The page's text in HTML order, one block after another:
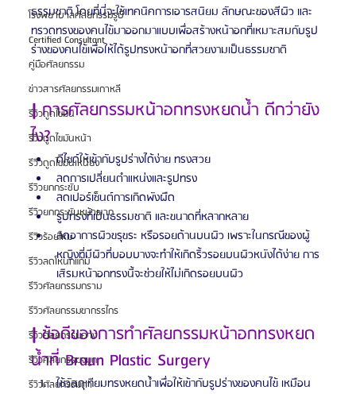
โรงพยาบาลศัลยกรรมรูบี
Certified Consultant
คู่มือศัลยกรรม
ข่าวสารศัลยกรรมเกาหลี
รีวิวดูดไขมัน
รีวิวดูดไขมันหน้า
รีวิวดูดไขมันเหนียง
รีวิวยกกระชับ
รีวิวยกกระชับหน้าผาก
รีวิวร้อยไหม
รีวิวลดโหนกแก้ม
รีวิวศัลยกรรมกราม
รีวิวศัลยกรรมขากรรไกร
รีวิวศัลยกรรมคาง
รีวิวศัลยกรรมจมูก
รีวิวศัลยกรรมตา
ธรรมชาติ โดยที่นี่จะใช้เทคนิคการเอารสนิยม ลักษณะของสีผิว และ
ทรวดทรงของคนไข้มาออกมาแบบเพื่อสร้างหน้าอกที่เหมาะสมกับรูป
ร่างของคนไข้เพื่อให้ได้รูปทรงหน้าอกที่สวยงามเป็นธรรมชาติ
| การศัลยกรรมหน้าอกทรงหยดน้ำ ดีกว่ายัง
ไง?
ดีไซด์ให้เข้ากับรูปร่างได้ง่าย ทรงสวย
ลดการเปลี่ยนตำแหน่งและรูปทรง
ลดเปอร์เซ็นต์การเกิดพังผืด
รูปทรงที่เป็นธรรมชาติ และขนาดที่หลากหลาย
ลดอาการผิวขรุขระ หรือรอยด้านบนผิว เพราะในกรณีของผู้
หญิงที่มีผิวที่บอบบางจะทำให้เกิดริ้วรอยบนผิวหนังได้ง่าย การ
เสิรมหน้าอกทรงนี้จะช่วยให้ไม่เกิดรอยบนผิว
| ข้อดีของการทำศัลยกรรมหน้าอกทรงหยด
น้ำที่ Braun Plastic Surgery
ใช้วัสดุเทียมทรงหยดน้ำเพื่อให้เข้ากับรูปร่างของคนไข้ เหมือน